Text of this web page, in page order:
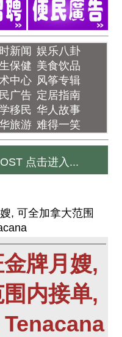
新闻 娱乐八卦
保健 美食饮品
中心 风筝专辑
广告 定居指南
移民 华人故事
旅游 难得一笑
点击进入...
, 可全加拿大范围
牌月嫂,
内接单,